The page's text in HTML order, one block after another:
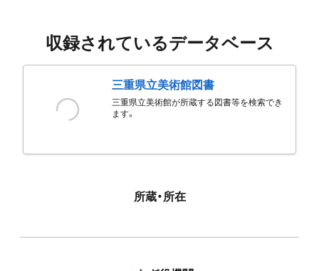
収録されているデータベース
三重県立美術館図書
三重県立美術館が所蔵する図書等を検索でき
ます。
所蔵・所在